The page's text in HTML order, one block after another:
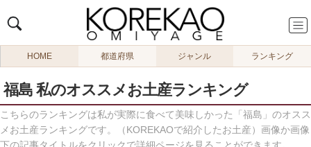
HOME 都道府県 ジャンル ランキング
福島 私のオススメお土産ランキング
こちらのランキングは私が実際に食べて美味しかった「福島」のオスス
メお土産ランキングです。（KOREKAOで紹介したお土産）画像か画像